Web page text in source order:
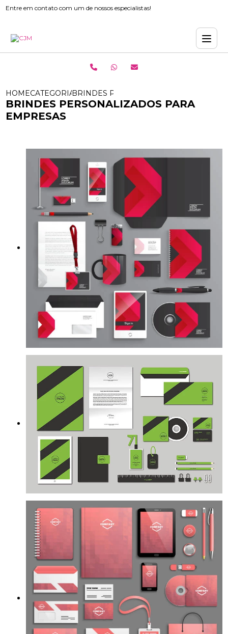
Entre em contato com um de nossos especialistas!
HOMECATEGORIASBRINDES PERSONALIZADOS PARA
BRINDES PERSONALIZADOS PARA
EMPRESAS